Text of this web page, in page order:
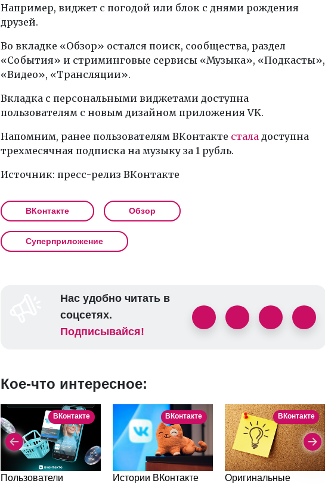
Например, виджет с погодой или блок с днями рождения
друзей.
Во вкладке «Обзор» остался поиск, сообщества, раздел
«События» и стриминговые сервисы «Музыка», «Подкасты»,
«Видео», «Трансляции».
Вкладка с персональными виджетами доступна
пользователям с новым дизайном приложения VK.
Напомним, ранее пользователям ВКонтакте стала доступна
трехмесячная подписка на музыку за 1 рубль.
Источник: пресс-релиз ВКонтакте
ВКонтакте Обзор
Суперприложение
Нас удобно читать в
соцсетях.
Подписывайся!
Кое-что интересное:
ВКонтакте
Пользователи
ВКонтакте
Истории ВКонтакте
ВКонтакте
Оригинальные